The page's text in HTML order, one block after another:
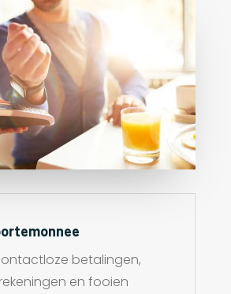
betalingen,
en fooien